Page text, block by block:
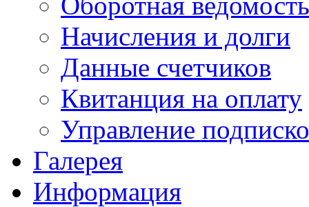
Начисления и долги
Данные счетчиков
Квитанция на оплату
Управление
Галерея
Информация